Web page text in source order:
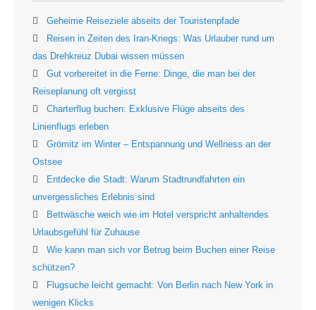
Geheime Reiseziele abseits der Touristenpfade
Reisen in Zeiten des Iran-Kriegs: Was Urlauber rund um
das Drehkreuz Dubai wissen müssen
Gut vorbereitet in die Ferne: Dinge, die man bei der
Reiseplanung oft vergisst
Charterflug buchen: Exklusive Flüge abseits des
Linienflugs erleben
Grömitz im Winter – Entspannung und Wellness an der
Ostsee
Entdecke die Stadt: Warum Stadtrundfahrten ein
unvergessliches Erlebnis sind
Bettwäsche weich wie im Hotel verspricht anhaltendes
Urlaubsgefühl für Zuhause
Wie kann man sich vor Betrug beim Buchen einer Reise
schützen?
Flugsuche leicht gemacht: Von Berlin nach New York in
wenigen Klicks